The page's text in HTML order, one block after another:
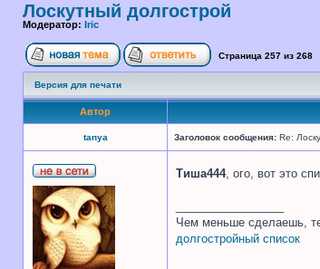
Лоскутный долгострой
Модератор: Iric
Страница 257 из 268
Версия для печати
Автор
tanya Заголовок сообщения: Re:
Тиша444, ого, вот это
Чем меньше сделаешь,
долгостройный список